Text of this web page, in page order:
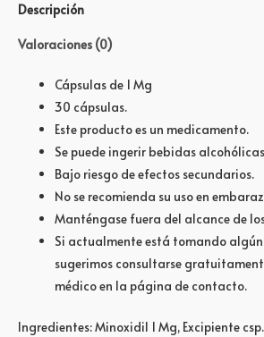
Descripción
Valoraciones (0)
Cápsulas de 1 Mg
30 cápsulas.
Este producto es un medicamento.
Se puede ingerir bebidas
Bajo riesgo de efectos secundarios.
No se recomienda su uso en
Manténgase fuera del alcance de
Si actualmente está tomando
sugerimos consultarse
médico en la página de contacto.
Ingredientes: Minoxidil 1 Mg, Excipiente csp.